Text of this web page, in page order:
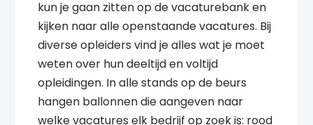
kun je gaan zitten op de vacaturebank en
kijken naar alle openstaande vacatures. Bij
diverse opleiders vind je alles wat je moet
weten over hun deeltijd en voltijd
opleidingen. In alle stands op de beurs
hangen ballonnen die aangeven naar
welke vacatures elk bedrijf op zoek is: rood